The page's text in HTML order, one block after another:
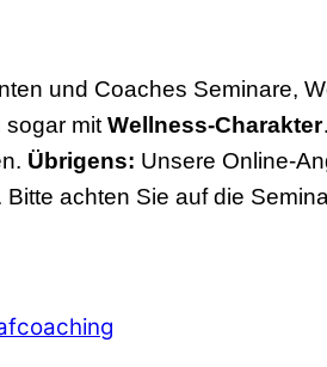
und Coaches Seminare,
sogar mit Wellness-Charakter
Übrigens: Unsere Online-
achten Sie auf die